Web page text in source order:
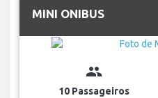
MINI ONIBUS
group
10 Passageiros